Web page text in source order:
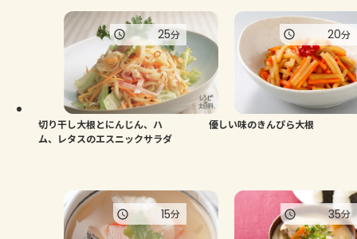
切り干し大根とにんじん、ハ
ム、レタスのエスニックサラダ
25分
優しい味のきんぴら大根
20分
15分 35分